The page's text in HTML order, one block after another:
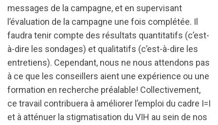
messages de la campagne, et en supervisant
l’évaluation de la campagne une fois complétée. Il
faudra tenir compte des résultats quantitatifs (c’est-
à-dire les sondages) et qualitatifs (c’est-à-dire les
entretiens). Cependant, nous ne nous attendons pas
à ce que les conseillers aient une expérience ou une
formation en recherche préalable! Collectivement,
ce travail contribuera à améliorer l’emploi du cadre I=I
et à atténuer la stigmatisation du VIH au sein de nos